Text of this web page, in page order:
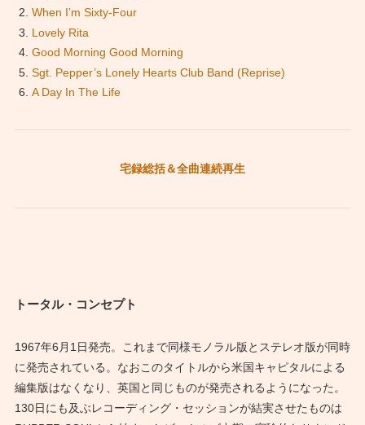
When I’m Sixty-Four
Lovely Rita
Good Morning Good Morning
Sgt. Pepper’s Lonely Hearts Club Band (Reprise)
A Day In The Life
宅録総括＆全曲連続再生
トータル・コンセプト
1967年6月1日発売。これまで同様モノラル版とステレオ版が同時
に発売されている。なおこのタイトルから米国キャピタルによる
編集版はなくなり、英国と同じものが発売されるようになった。
130日にも及ぶレコーディング・セッションが結実させたものは